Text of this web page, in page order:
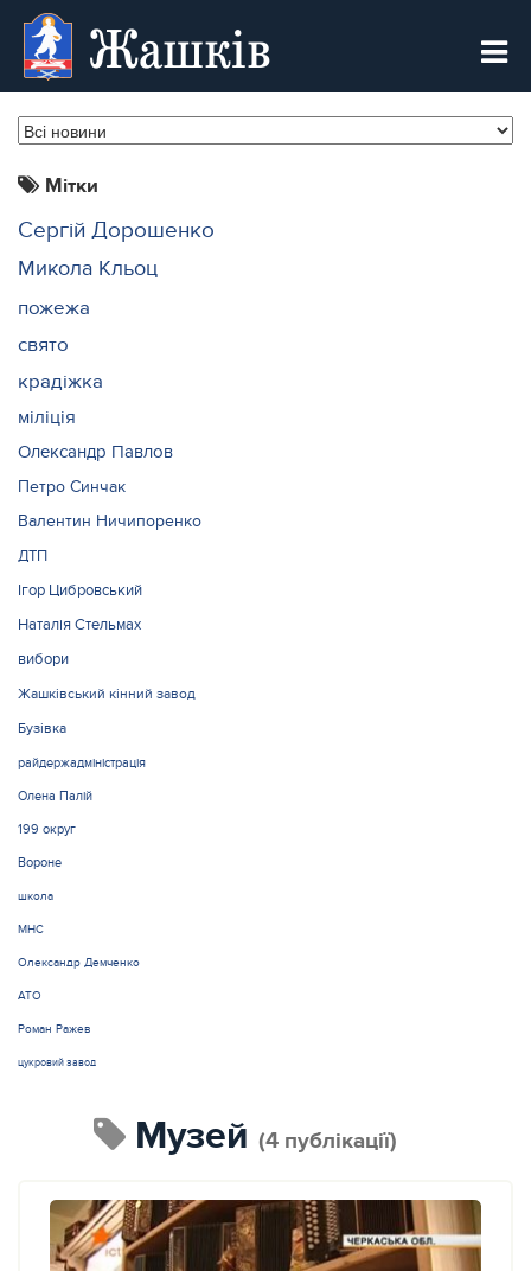
Жашків
Мітки
Сергій Дорошенко
Микола Кльоц
пожежа
свято
крадіжка
міліція
Олександр Павлов
Петро Синчак
Валентин Ничипоренко
ДТП
Ігор Цибровський
Наталія Стельмах
вибори
Жашківський кінний завод
Бузівка
райдержадміністрація
Олена Палій
199 округ
Вороне
школа
МНС
Олександр Демченко
АТО
Роман Ражев
цукровий завод
музей (4 публікації)